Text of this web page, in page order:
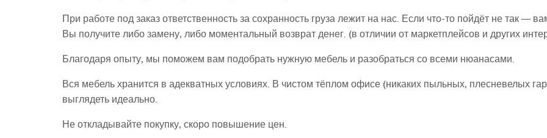
При работе под заказ ответственность за сохранность груза лежит на нас. Если что-то пойдёт не так —
Вы получите либо замену, либо моментальный возврат денег. (в отличии от маркетплейсов и других
Благодаря опыту, мы поможем вам подобрать нужную мебель и разобраться со всеми нюанасами.
Вся мебель хранится в адекватных условиях. В чистом тёплом офисе (никаких пыльных, плесневелых
выглядеть идеально.
Не откладывайте покупку, скоро повышение цен.